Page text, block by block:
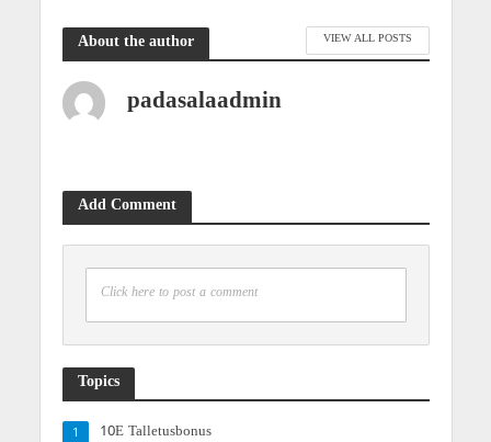
About the author VIEW ALL POSTS
padasalaadmin
Add Comment
Click here to post a comment
Topics
10E Talletusbonus
1